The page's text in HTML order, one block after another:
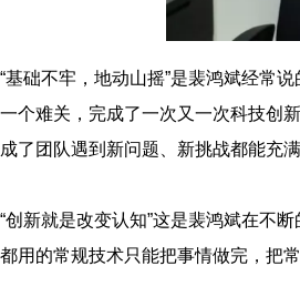
“基础不牢，地动山摇”是裴鸿斌经常
一个难关，完成了一次又一次科技创
成了团队遇到新问题、新挑战都能充
“创新就是改变认知”这是裴鸿斌在不
都用的常规技术只能把事情做完，把